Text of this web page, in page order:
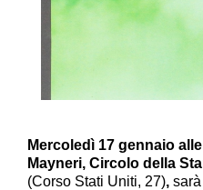
Mercoledì 17 gennaio
Mayneri, Circolo della
(Corso Stati Uniti, 27),